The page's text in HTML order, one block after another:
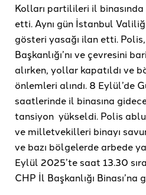
Kolları partilileri il
etti. Aynı gün İstanbul
gösteri yasağı ilan etti.
Başkanlığı’nı ve çevresini
alırken, yollar kapatıldı ve
önlemleri alındı. 8 Eylül’de
saatlerinde il binasına
tansiyon yükseldi. Polis
ve milletvekilleri binayı
ve bazı bölgelerde arbede
Eylül 2025’te saat 13.30
CHP İl Başkanlığı Binası’na